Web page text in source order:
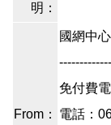
明：
From：
國網中
免付費
電話：